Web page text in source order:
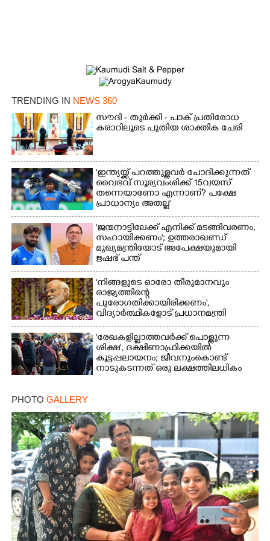
TRENDING IN NEWS 360
സൗദി - തുർക്കി - പാക് പ്രതിരോധ
കരാറിലൂടെ പുതിയ ശാക്തിക ചേരി
'ഇന്ത്യയ്ക്ക് പറത്തുള്ളവർ ചോദിക്കുന്നത്
വൈഭവ് സൂര്യവംശിക്ക് 15വയസ്
തന്നെയാണോ എന്നാണ്? പക്ഷേ
പ്രാധാന്യം അതല്ല'
'ജന്മനാട്ടിലേക്ക് എനിക്ക് മടങ്ങിവരണം,
സഹായിക്കണം'; ഉത്തരാഖണ്ഡ്
മുഖ്യമന്ത്രിയോട് അപേക്ഷയുമായി
ഋഷഭ് പന്ത്
'നിങ്ങളുടെ ഓരോ തീരുമാനവും
രാജ്യത്തിന്റെ
പുരോഗതിക്കായിരിക്കണം',​
വിദ്യാർത്ഥികളോട് പ്രധാനമന്ത്രി
'രേഖകളില്ലാത്തവർക്ക് പൊള്ളുന്ന
ശിക്ഷ', ദക്ഷിണാഫ്രിക്കയിൽ
കൂട്ടപ്പലായനം; ജീവനുംകൊണ്ട്
നാടുകടന്നത് ഒരു ലക്ഷത്തിലധികം
PHOTO GALLERY